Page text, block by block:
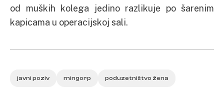
od muških kolega jedino razlikuje po šarenim
kapicama u operacijskoj sali.
javni poziv mingorp poduzetništvo žena